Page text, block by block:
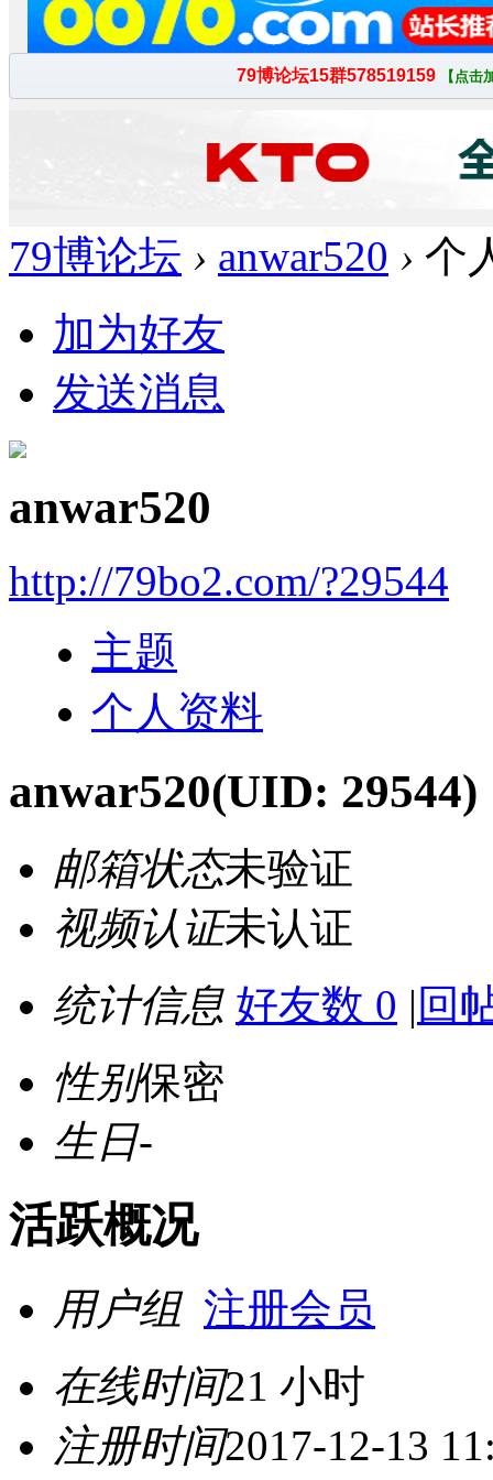
79博论坛 › anwar520 › 个
加为好友
发送消息
anwar520
http://79bo2.com/?29544
主题
个人资料
anwar520(UID: 29544)
邮箱状态未验证
视频认证未认证
统计信息 好友数 0 | 回
性别保密
生日-
活跃概况
用户组 注册会员
在线时间21 小时
注册时间2017-12-13